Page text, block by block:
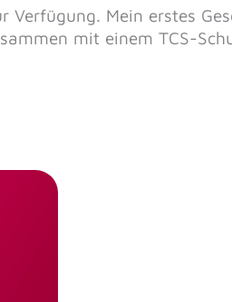
Verfügung. Mein erstes
mit einem TCS-